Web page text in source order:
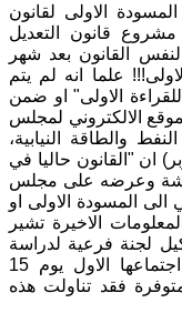
الاولى لقانون
قانون التعديل
القانون بعد شهر
الاولى!!! علما انه لم يتم
الاولى" او ضمن
الالكتروني لمجلس
والطاقة النيابية،
(اكتوبر) ان "القانون حاليا في
وعرضه على مجلس
الى المسودة الاولى او
الاخيرة تشير
لجنة فرعية لدراسة
ومناقشة مشروع القانون، وهذه عقدت اجتماعها الاول يوم 15
فقد تناولت هذه